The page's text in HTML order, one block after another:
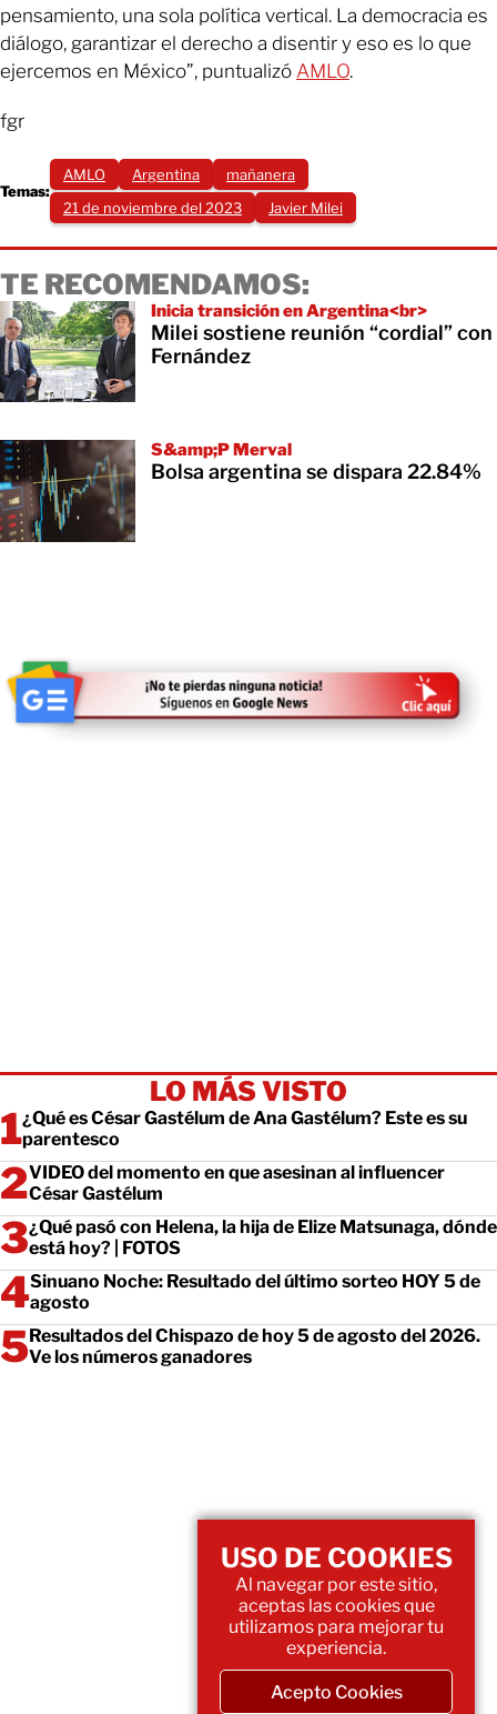
pensamiento, una sola política vertical. La democracia es
diálogo, garantizar el derecho a disentir y eso es lo que
ejercemos en México”, puntualizó AMLO.
fgr
Temas:
AMLO Argentina
mañanera
21 de noviembre del 2023
Javier Milei
TE RECOMENDAMOS:
Inicia transición en Argentina<br>
Milei sostiene reunión “cordial” con
Fernández
S&amp;P Merval
Bolsa argentina se dispara 22.84%
LO MÁS VISTO
¿Qué es César Gastélum de Ana Gastélum? Este es su
parentesco
VIDEO del momento en que asesinan al influencer
César Gastélum
¿Qué pasó con Helena, la hija de Elize Matsunaga, dónde
está hoy? | FOTOS
Sinuano Noche: Resultado del último sorteo HOY 5 de
agosto
Resultados del Chispazo de hoy 5 de agosto del 2026.
Ve los números ganadores
USO DE COOKIES
Al navegar por este sitio,
aceptas las cookies que
utilizamos para mejorar tu
experiencia.
Acepto Cookies